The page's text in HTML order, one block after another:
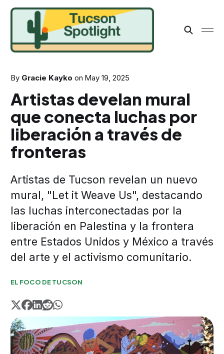
By Gracie Kayko on May 19, 2025
Artistas develan mural
que conecta luchas por
liberación a través de
fronteras
Artistas de Tucson revelan un nuevo
mural, "Let it Weave Us", destacando
las luchas interconectadas por la
liberación en Palestina y la frontera
entre Estados Unidos y México a través
del arte y el activismo comunitario.
EL FOCO DE TUCSON